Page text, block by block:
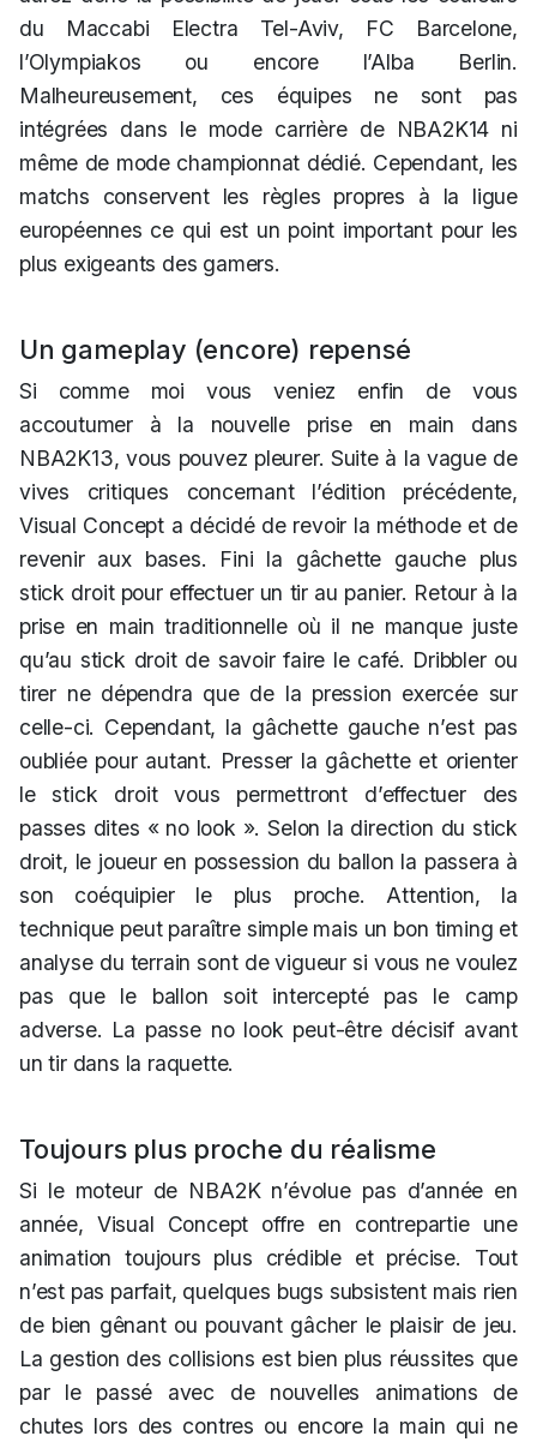
du Maccabi Electra Tel-Aviv, FC Barcelone,
l’Olympiakos ou encore l’Alba Berlin.
Malheureusement, ces équipes ne sont pas
intégrées dans le mode carrière de NBA2K14 ni
même de mode championnat dédié. Cependant, les
matchs conservent les règles propres à la ligue
européennes ce qui est un point important pour les
plus exigeants des gamers.
Un gameplay (encore) repensé
Si comme moi vous veniez enfin de vous
accoutumer à la nouvelle prise en main dans
NBA2K13, vous pouvez pleurer. Suite à la vague de
vives critiques concernant l’édition précédente,
Visual Concept a décidé de revoir la méthode et de
revenir aux bases. Fini la gâchette gauche plus
stick droit pour effectuer un tir au panier. Retour à la
prise en main traditionnelle où il ne manque juste
qu’au stick droit de savoir faire le café. Dribbler ou
tirer ne dépendra que de la pression exercée sur
celle-ci. Cependant, la gâchette gauche n’est pas
oubliée pour autant. Presser la gâchette et orienter
le stick droit vous permettront d’effectuer des
passes dites « no look ». Selon la direction du stick
droit, le joueur en possession du ballon la passera à
son coéquipier le plus proche. Attention, la
technique peut paraître simple mais un bon timing et
analyse du terrain sont de vigueur si vous ne voulez
pas que le ballon soit intercepté pas le camp
adverse. La passe no look peut-être décisif avant
un tir dans la raquette.
Toujours plus proche du réalisme
Si le moteur de NBA2K n’évolue pas d’année en
année, Visual Concept offre en contrepartie une
animation toujours plus crédible et précise. Tout
n’est pas parfait, quelques bugs subsistent mais rien
de bien gênant ou pouvant gâcher le plaisir de jeu.
La gestion des collisions est bien plus réussites que
par le passé avec de nouvelles animations de
chutes lors des contres ou encore la main qui ne